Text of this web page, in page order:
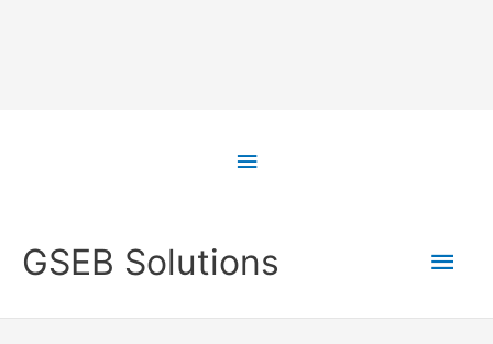
Above
GSEB Solutions
Main